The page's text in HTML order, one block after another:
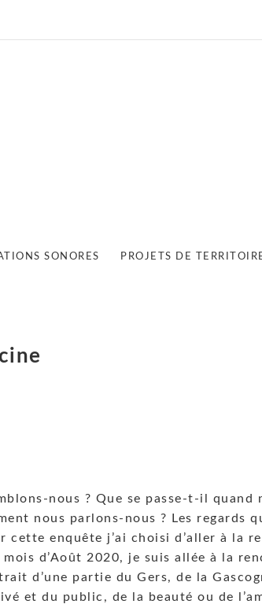
SONORES PROJETS DE
nous ? Que se passe-t-il quand
nous parlons-nous ? Les regards
enquête j’ai choisi d’aller à la
d’Août 2020, je suis allée à la
d’une partie du Gers, de la
et du public, de la beauté ou de